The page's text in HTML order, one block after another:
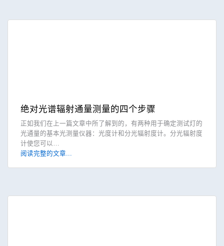
绝对光谱辐射通量测量的四个步骤
正如我们在上一篇文章中所了解到的，有两种用于确定测试灯的
光通量的基本光测量仪器：光度计和分光辐射度计。分光辐射度
计使您可以…
阅读完整的文章...